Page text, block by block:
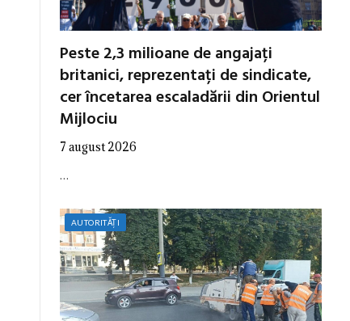
Peste 2,3 milioane de angajați
britanici, reprezentați de sindicate,
cer încetarea escaladării din Orientul
Mijlociu
7 august 2026
…
AUTORITĂȚI